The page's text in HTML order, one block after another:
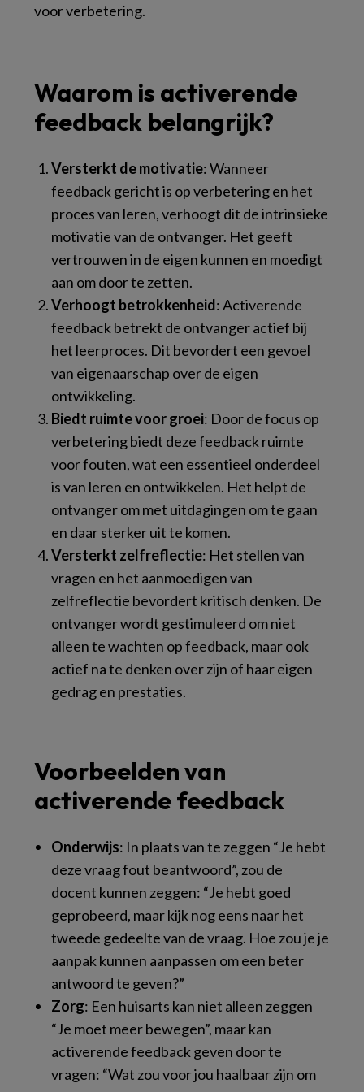
voor verbetering.
Waarom is activerende
feedback belangrijk?
Versterkt de motivatie: Wanneer
feedback gericht is op verbetering en het
proces van leren, verhoogt dit de intrinsieke
motivatie van de ontvanger. Het geeft
vertrouwen in de eigen kunnen en moedigt
aan om door te zetten.
Verhoogt betrokkenheid: Activerende
feedback betrekt de ontvanger actief bij
het leerproces. Dit bevordert een gevoel
van eigenaarschap over de eigen
ontwikkeling.
Biedt ruimte voor groei: Door de focus op
verbetering biedt deze feedback ruimte
voor fouten, wat een essentieel onderdeel
is van leren en ontwikkelen. Het helpt de
ontvanger om met uitdagingen om te gaan
en daar sterker uit te komen.
Versterkt zelfreflectie: Het stellen van
vragen en het aanmoedigen van
zelfreflectie bevordert kritisch denken. De
ontvanger wordt gestimuleerd om niet
alleen te wachten op feedback, maar ook
actief na te denken over zijn of haar eigen
gedrag en prestaties.
Voorbeelden van
activerende feedback
Onderwijs: In plaats van te zeggen “Je hebt
deze vraag fout beantwoord”, zou de
docent kunnen zeggen: “Je hebt goed
geprobeerd, maar kijk nog eens naar het
tweede gedeelte van de vraag. Hoe zou je je
aanpak kunnen aanpassen om een beter
antwoord te geven?”
Zorg: Een huisarts kan niet alleen zeggen
“Je moet meer bewegen”, maar kan
activerende feedback geven door te
vragen: “Wat zou voor jou haalbaar zijn om